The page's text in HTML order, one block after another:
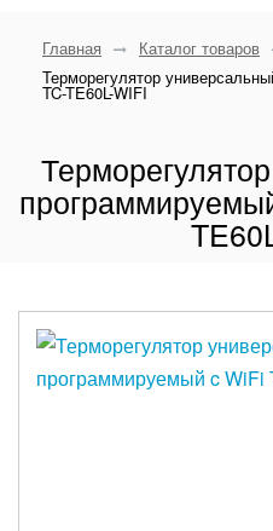
Главная Каталог товаров
Терморегулятор
TC-TE60L-WIFI